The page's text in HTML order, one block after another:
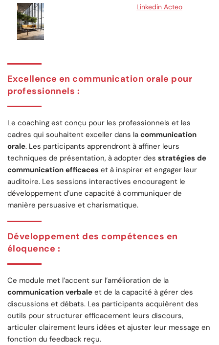
Linkedin Acteo
Excellence en communication orale pour
professionnels :
Le coaching est conçu pour les professionnels et les
cadres qui souhaitent exceller dans la communication
orale. Les participants apprendront à affiner leurs
techniques de présentation, à adopter des stratégies de
communication efficaces et à inspirer et engager leur
auditoire. Les sessions interactives encouragent le
développement d’une capacité à communiquer de
manière persuasive et charismatique.
Développement des compétences en
éloquence :
Ce module met l’accent sur l’amélioration de la
communication verbale et de la capacité à gérer des
discussions et débats. Les participants acquièrent des
outils pour structurer efficacement leurs discours,
articuler clairement leurs idées et ajuster leur message en
fonction du feedback reçu.